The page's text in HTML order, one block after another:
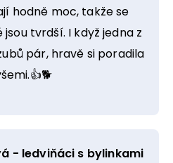
hodně moc, takže se
tvrdší. I když jedna z
pár, hravě si poradila
- ledviňáci s bylinkami